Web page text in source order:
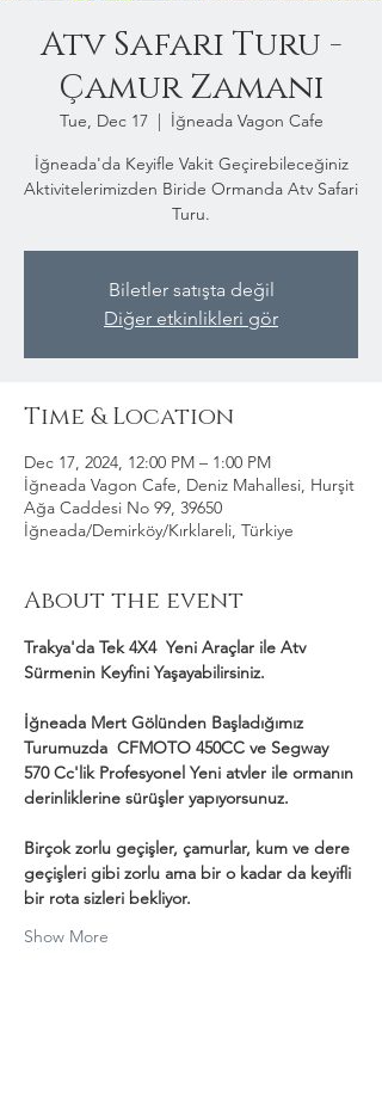
Atv Safari Turu -
Çamur Zamanı
Tue, Dec 17
  |
İğneada Vagon Cafe
İğneada'da Keyifle Vakit Geçirebileceğiniz
Aktivitelerimizden Biride Ormanda Atv Safari
Turu.
Biletler satışta değil
Diğer etkinlikleri gör
Time & Location
Dec 17, 2024, 12:00 PM – 1:00 PM
İğneada Vagon Cafe, Deniz Mahallesi, Hurşit
Ağa Caddesi No 99, 39650
İğneada/Demirköy/Kırklareli, Türkiye
About the event
Trakya'da Tek 4X4  Yeni Araçlar ile Atv
Sürmenin Keyfini Yaşayabilirsiniz.
İğneada Mert Gölünden Başladığımız
Turumuzda  CFMOTO 450CC ve Segway
570 Cc'lik Profesyonel Yeni atvler ile ormanın
derinliklerine sürüşler yapıyorsunuz.
Birçok zorlu geçişler, çamurlar, kum ve dere
geçişleri gibi zorlu ama bir o kadar da keyifli
bir rota sizleri bekliyor.
Show More